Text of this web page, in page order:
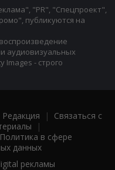
"PR", "Спецпроект",
публикуются на
аудиовизуальных
- строго
Редакция | Связаться с
|
Политика в сфере
данных
рекламы